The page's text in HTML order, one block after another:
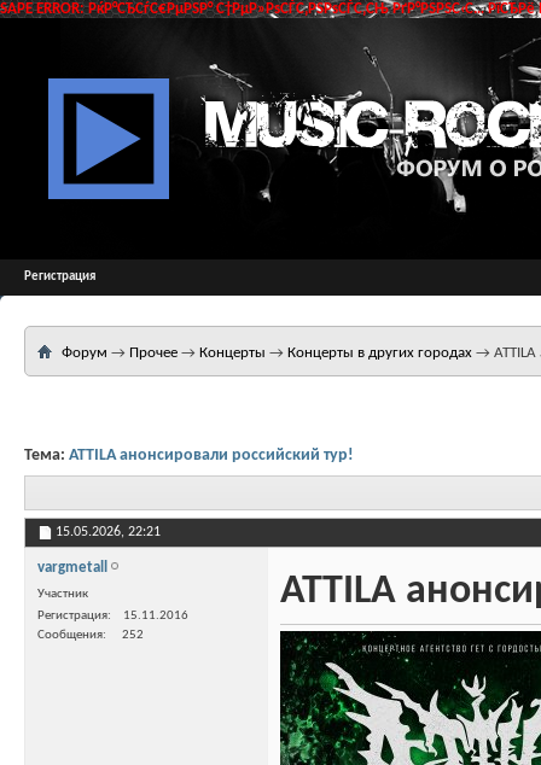
SAPE ERROR: РќР°СЂСѓС€РµРЅР° С†РµР»РѕСЃС‚РЅРѕСЃС‚СЊ РґР°РЅРЅС‹С…
Регистрация
Форум → Прочее → Концерты → Концерты в других городах →
Тема: ATTILA анонсировали российский тур!
15.05.2026, 22:21
vargmetall
Участник
Регистрация
15.11.2016
Сообщения
252
ATTILA